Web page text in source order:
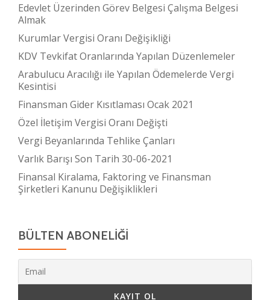
oranlarında
Edevlet Üzerinden Görev Belgesi Çalışma Belgesi
Almak
Kurumlar Vergisi Oranı Değişikliği
KDV Tevkifat Oranlarında Yapılan Düzenlemeler
Arabulucu Aracılığı ile Yapılan Ödemelerde Vergi
Kesintisi
Finansman Gider Kısıtlaması Ocak 2021
Özel İletişim Vergisi Oranı Değişti
Vergi Beyanlarında Tehlike Çanları
Varlık Barışı Son Tarih 30-06-2021
Finansal Kiralama, Faktoring ve Finansman
Şirketleri Kanunu Değişiklikleri
BÜLTEN ABONELİĞİ